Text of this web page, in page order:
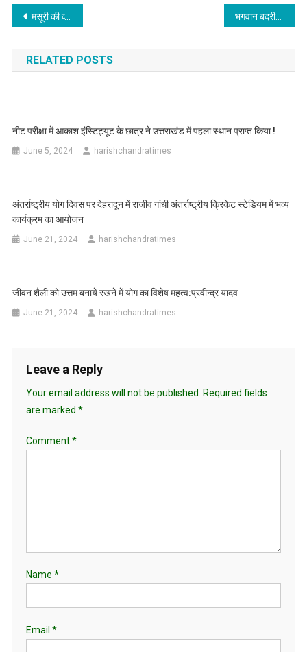
Post
navigation
मसूरी की व्यवस्था सुधारने सड़क पर उतरे डीएम सविन बंसल तलासी संभावना भगवान बदरीविशाल के दर्शन को पहुंची विधानसभा अध्यक्ष ऋतु खंडूड़ी
RELATED POSTS
नीट परीक्षा में आकाश इंस्टिट्यूट के छात्र ने उत्तराखंड में पहला स्थान प्राप्त किया !
June 5, 2024 harishchandratimes
अंतर्राष्ट्रीय योग दिवस पर देहरादून में राजीव गांधी अंतर्राष्ट्रीय क्रिकेट स्टेडियम में भव्य
कार्यक्रम का आयोजन
June 21, 2024 harishchandratimes
जीवन शैली को उत्तम बनाये रखने में योग का विशेष महत्व:प्रवीन्द्र यादव
June 21, 2024 harishchandratimes
Leave a Reply
Your email address will not be published.
Required fields
are marked *
Comment*
Name *
Email *